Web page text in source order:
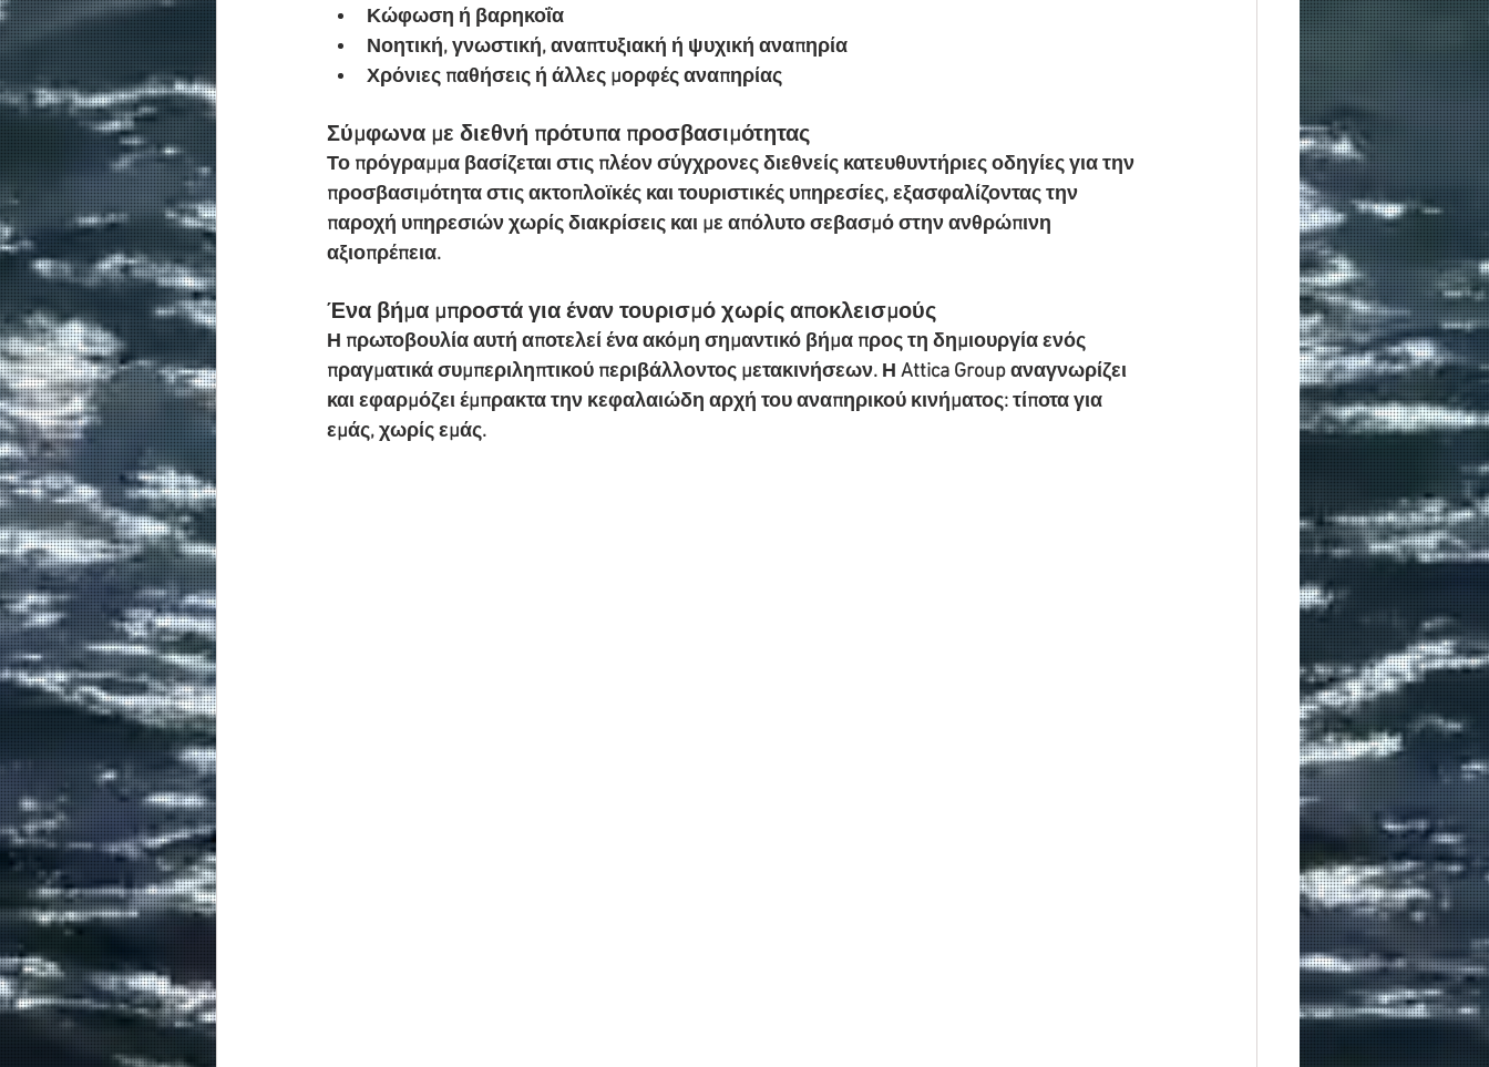
Κώφωση ή βαρηκοΐα
Νοητική, γνωστική, αναπτυξιακή ή ψυχική αναπηρία
Χρόνιες παθήσεις ή άλλες μορφές αναπηρίας
Σύμφωνα με διεθνή πρότυπα προσβασιμότητας
Το πρόγραμμα βασίζεται στις πλέον σύγχρονες διεθνείς κατευθυντήριες οδηγίες για την
προσβασιμότητα στις ακτοπλοϊκές και τουριστικές υπηρεσίες, εξασφαλίζοντας την
παροχή υπηρεσιών χωρίς διακρίσεις και με απόλυτο σεβασμό στην ανθρώπινη
αξιοπρέπεια.
Ένα βήμα μπροστά για έναν τουρισμό χωρίς αποκλεισμούς
Η πρωτοβουλία αυτή αποτελεί ένα ακόμη σημαντικό βήμα προς τη δημιουργία ενός
πραγματικά συμπεριληπτικού περιβάλλοντος μετακινήσεων. Η Attica Group αναγνωρίζει
και εφαρμόζει έμπρακτα την κεφαλαιώδη αρχή του αναπηρικού κινήματος: τίποτα για
εμάς, χωρίς εμάς.